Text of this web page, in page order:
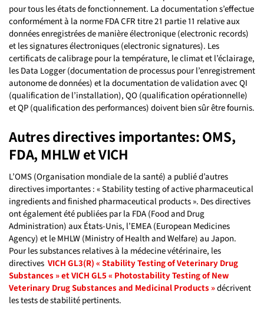
pour tous les états de fonctionnement. La documentation s’effectue
conformément à la norme FDA CFR titre 21 partie 11 relative aux
données enregistrées de manière électronique (electronic records)
et les signatures électroniques (electronic signatures). Les
certificats de calibrage pour la température, le climat et l’éclairage,
les Data Logger (documentation de processus pour l’enregistrement
autonome de données) et la documentation de validation avec QI
(qualification de l’installation), QO (qualification opérationnelle)
et QP (qualification des performances) doivent bien sûr être fournis.
Autres directives importantes: OMS,
FDA, MHLW et VICH
L’OMS (Organisation mondiale de la santé) a publié d’autres
directives importantes : « Stability testing of active pharmaceutical
ingredients and finished pharmaceutical products ». Des directives
ont également été publiées par la FDA (Food and Drug
Administration) aux États-Unis, l’EMEA (European Medicines
Agency) et le MHLW (Ministry of Health and Welfare) au Japon.
Pour les substances relatives à la médecine vétérinaire, les
directives VICH GL3(R) « Stability Testing of Veterinary Drug
Substances » et VICH GL5 « Photostability Testing of New
Veterinary Drug Substances and Medicinal Products »décrivent
les tests de stabilité pertinents.